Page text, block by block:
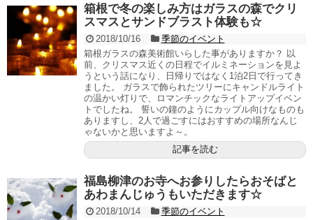
箱根で冬の楽しみ方はガラスの森でクリ
スマスとサンドブラスト体験も☆
2018/10/16
季節のイベント
箱根ガラスの森美術館いらした事がありますか？ 以
前、クリスマス近くの日程でイルミネーションを見よ
うという話になり、日帰りではなく1泊2日で行ってき
ました。 ガラスで飾られたツリーにキャンドルライト
の温かい灯りで、ロマンチックなライトアップイベン
トでしたね。 誓いの鐘のようにカップル向けなものも
ありますし、2人で過ごすにはおすすめの場所なんじ
ゃないかと思いますよ～。
記事を読む
福島柳津のお寺へお参りしたらおそばと
あわまんじゅうもいただきます☆
2018/10/14
季節のイベント